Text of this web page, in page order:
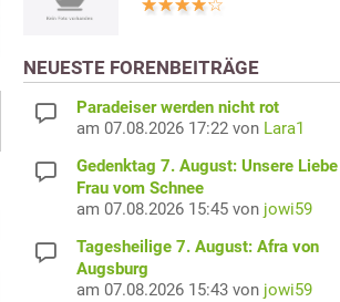
NEUESTE FORENBEITRÄGE
Paradeiser werden nicht rot
am 07.08.2026 17:22 von Lara1
Gedenktag 7. August: Unsere Liebe
Frau vom Schnee
am 07.08.2026 15:45 von jowi59
Tagesheilige 7. August: Afra von
Augsburg
am 07.08.2026 15:43 von jowi59